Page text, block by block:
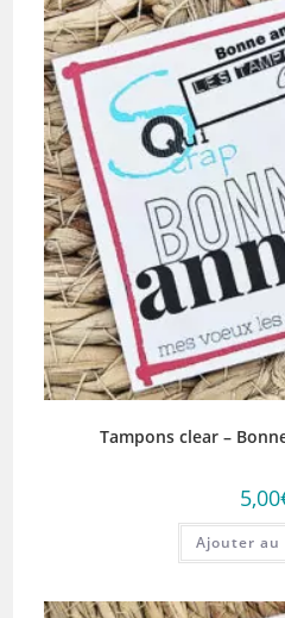
Tampons clear –
5,00
Ajouter au